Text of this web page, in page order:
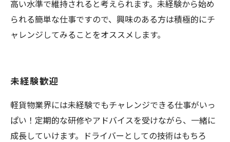
高い水準で維持されると考えられます。未経験から始め
られる簡単な仕事ですので、興味のある方は積極的にチ
ャレンジしてみることをオススメします。
未経験歓迎
軽貨物業界には未経験でもチャレンジできる仕事がいっ
ぱい！定期的な研修やアドバイスを受けながら、一緒に
成長していけます。ドライバーとしての技術はもちろ